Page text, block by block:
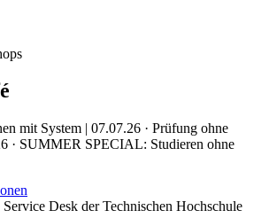
mit System | 07.07.26 · Prüfung ohne
· SUMMER SPECIAL: Studieren ohne